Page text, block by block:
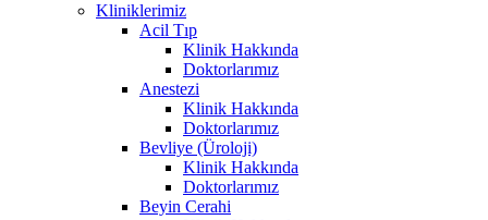
Kliniklerimiz
Acil Tıp
Klinik Hakkında
Doktorlarımız
Anestezi
Klinik Hakkında
Doktorlarımız
Bevliye (Üroloji)
Klinik Hakkında
Doktorlarımız
Beyin Cerahi